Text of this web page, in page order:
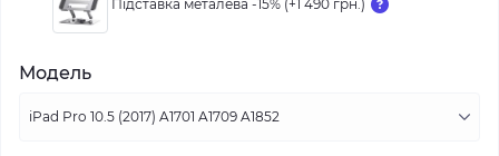
Підставка металева -15% (+1 490 грн.)
Модель